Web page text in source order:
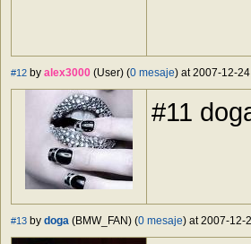
#12 by alex3000 (User) (0 mesaje) at 2007-12-
#11
#13 by doga (BMW_FAN) (0 mesaje) at 2007-12-